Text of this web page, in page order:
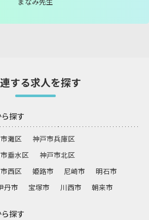
する求人を探す
探す
灘区
神戸市兵庫区
垂水区
神戸市北区
西区 姫路市 尼崎市
明石市
丹市 宝塚市 川西市 朝来市
探す